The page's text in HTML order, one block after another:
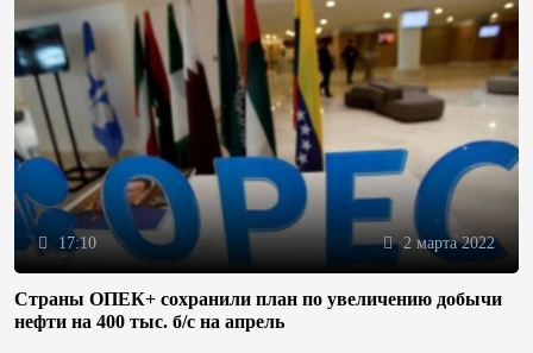
17:10 2 марта 2022
Страны ОПЕК+ сохранили план по увеличению добычи
нефти на 400 тыс. б/с на апрель